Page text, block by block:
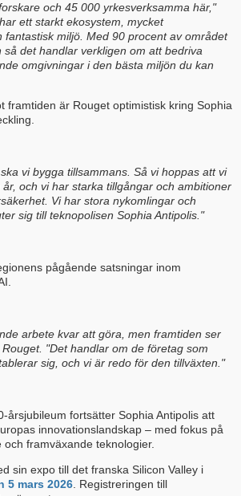
och 45 000 yrkesverksamma här,"
ett starkt ekosystem, mycket
fantastisk miljö. Med 90 procent av området
det handlar verkligen om att bedriva
omgivningar i den bästa miljön du kan
framtiden är Rouget optimistisk kring Sophia
vi bygga tillsammans. Så vi hoppas att vi
och vi har starka tillgångar och ambitioner
Vi har stora nykomlingar och
sig till teknopolisen Sophia Antipolis."
pågående satsningar inom
arbete kvar att göra, men framtiden ser
"Det handlar om de företag som
sig, och vi är redo för den tillväxten."
årsjubileum fortsätter Sophia Antipolis att
innovationslandskap – med fokus på
framväxande teknologier.
sin expo till det franska Silicon Valley i
5 mars 2026 . Registreringen till